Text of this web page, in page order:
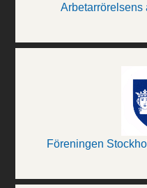
Arbetarrörelsens
Föreningen